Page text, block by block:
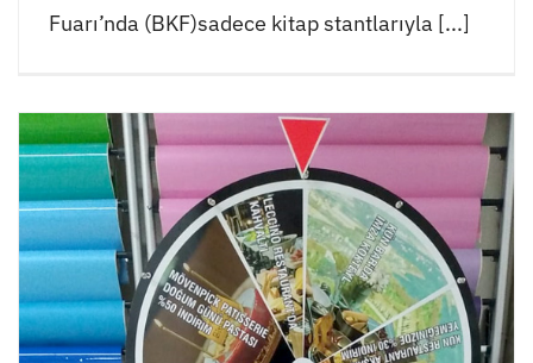
Fuarı’nda (BKF)sadece kitap stantlarıyla [...]